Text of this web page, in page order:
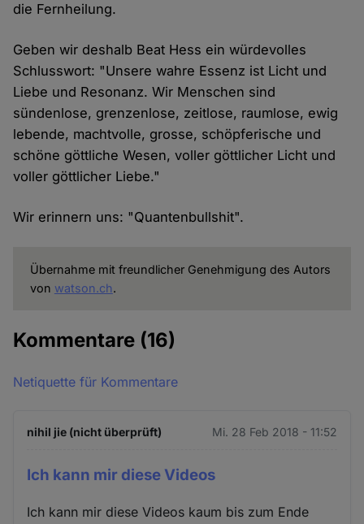
die Fernheilung.
Geben wir deshalb Beat Hess ein würdevolles
Schlusswort: "Unsere wahre Essenz ist Licht und
Liebe und Resonanz. Wir Menschen sind
sündenlose, grenzenlose, zeitlose, raumlose, ewig
lebende, machtvolle, grosse, schöpferische und
schöne göttliche Wesen, voller göttlicher Licht und
voller göttlicher Liebe."
Wir erinnern uns: "Quantenbullshit".
Übernahme mit freundlicher Genehmigung des Autors
von watson.ch.
Kommentare (16)
Netiquette für Kommentare
nihil jie (nicht überprüft) Mi. 28 Feb 2018 - 11:52
Ich kann mir diese Videos
Ich kann mir diese Videos kaum bis zum Ende